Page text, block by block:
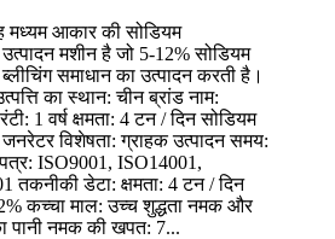
मध्यम आकार की सोडियम
उत्पादन मशीन है जो 5-12% सोडियम
ब्लीचिंग समाधान का उत्पादन करती है।
का स्थान: चीन ब्रांड नाम:
1 वर्ष क्षमता: 4 टन / दिन सोडियम
जनरेटर विशेषता: ग्राहक उत्पादन समय:
ISO9001, ISO14001,
तकनीकी डेटा: क्षमता: 4 टन / दिन
कच्चा माल: उच्च शुद्धता नमक और
पानी नमक की खपत: 7...